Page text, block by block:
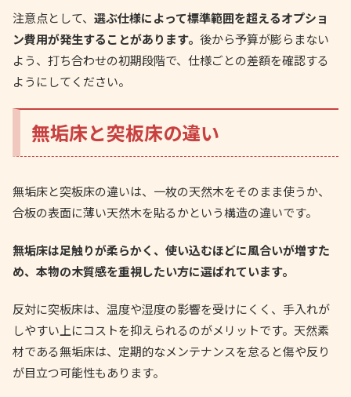
注意点として、 選ぶ仕様によって標準範囲を超えるオプショ
ン費用が発生することがあります。 後から予算が膨らまない
よう、打ち合わせの初期段階で、仕様ごとの差額を確認する
ようにしてください。
無垢床と突板床の違い
無垢床と突板床の違いは、一枚の天然木をそのまま使うか、
合板の表面に薄い天然木を貼るかという構造の違いです。
無垢床は足触りが柔らかく、使い込むほどに風合いが増すた
め、本物の木質感を重視したい方に選ばれています。
反対に突板床は、温度や湿度の影響を受けにくく、手入れが
しやすい上にコストを抑えられるのがメリットです。天然素
材である無垢床は、定期的なメンテナンスを怠ると傷や反り
が目立つ可能性もあります。